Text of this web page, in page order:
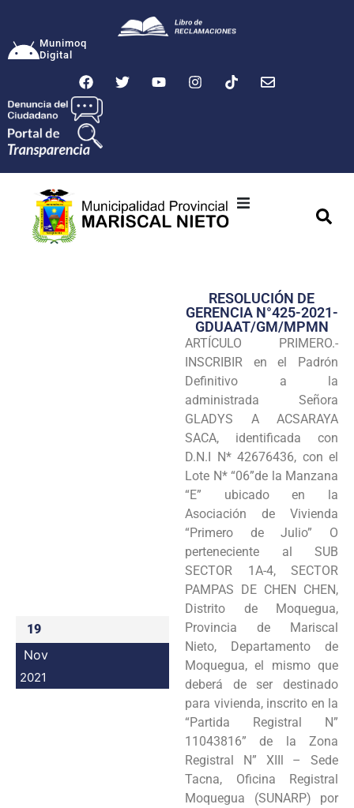
Munimoq
Digital
Transparencia
Seguridad
Intranet
19
Nov
2021
RESOLUCIÓN DE
GERENCIA N°425-2021-
GDUAAT/GM/MPMN
ARTÍCULO PRIMERO.-
INSCRIBIR en el Padrón
Definitivo a la
administrada Señora
GLADYS A ACSARAYA
SACA, identificada con
D.N.I N* 42676436, con el
Lote N* “06”de la Manzana
“E” ubicado en la
Asociación de Vivienda
“Primero de Julio” O
perteneciente al SUB
SECTOR 1A-4, SECTOR
PAMPAS DE CHEN CHEN,
Distrito de Moquegua,
Provincia de Mariscal
Nieto, Departamento de
Moquegua, el mismo que
deberá de ser destinado
para vivienda, inscrito en la
“Partida Registral N”
11043816” de la Zona
Registral N” XIIl – Sede
Tacna, Oficina Registral
Moquegua (SUNARP) por